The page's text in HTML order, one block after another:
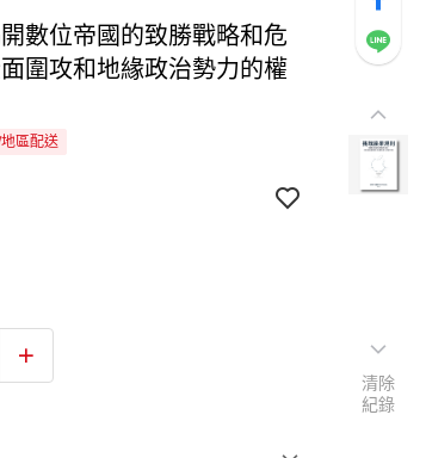
數位帝國的致勝戰略和危
圍攻和地緣政治勢力的權
區配送
清除
紀錄